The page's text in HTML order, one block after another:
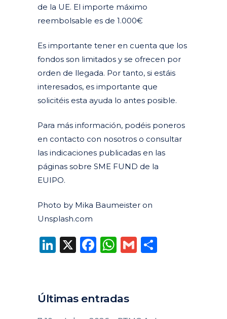
de la UE. El importe máximo
reembolsable es de 1.000€
Es importante tener en cuenta que los
fondos son limitados y se ofrecen por
orden de llegada. Por tanto, si estáis
interesados, es importante que
solicitéis esta ayuda lo antes posible.
Para más información, podéis poneros
en contacto con nosotros o consultar
las indicaciones publicadas en las
páginas sobre SME FUND de la
EUIPO.
Photo by Mika Baumeister on
Unsplash.com
LinkedIn
X Facebook
WhatsApp
Gmail
Últimas entradas